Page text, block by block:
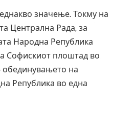
значење. Токму на
Централна Рада, за
Народна Република
Софискиот плоштад во
обединувањето на
Република во една